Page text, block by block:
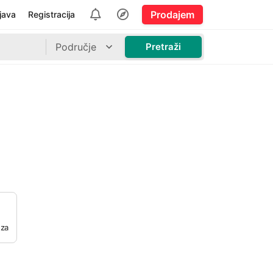
Prodajem
Registracija
Područje Pretraži